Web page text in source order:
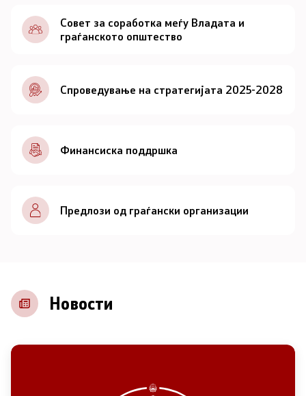
Документи
Совет
За советот
Документи
Записници и дневни редови од седниците на
Советот
Контакт
Совет за соработка меѓу Владата и
граѓанското општество
Спроведување на стратегијата 2025-2028
Финансиска поддршка
Предлози од граѓански организации
Новости